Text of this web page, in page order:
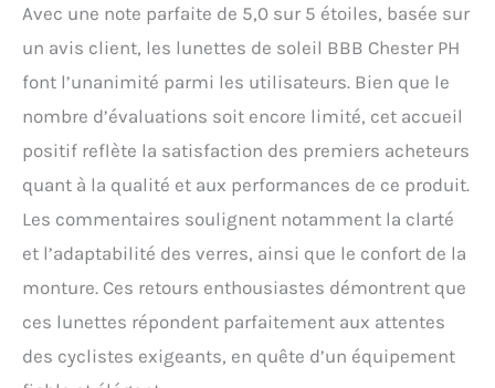
Avec une note parfaite de 5,0 sur 5 étoiles, basée sur
un avis client, les lunettes de soleil BBB Chester PH
font l’unanimité parmi les utilisateurs. Bien que le
nombre d’évaluations soit encore limité, cet accueil
positif reflète la satisfaction des premiers acheteurs
quant à la qualité et aux performances de ce produit.
Les commentaires soulignent notamment la clarté
et l’adaptabilité des verres, ainsi que le confort de la
monture. Ces retours enthousiastes démontrent que
ces lunettes répondent parfaitement aux attentes
des cyclistes exigeants, en quête d’un équipement